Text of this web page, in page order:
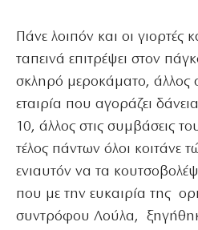
Πάνε λοιπόν και οι γιορτές
ταπεινά επιτρέψει στον
σκληρό μεροκάματο, άλλος
εταιρία που αγοράζει
10, άλλος στις συμβάσεις
τέλος πάντων όλοι κοιτάνε
ενιαυτόν να τα
που με την ευκαιρία της
συντρόφου Λούλα,